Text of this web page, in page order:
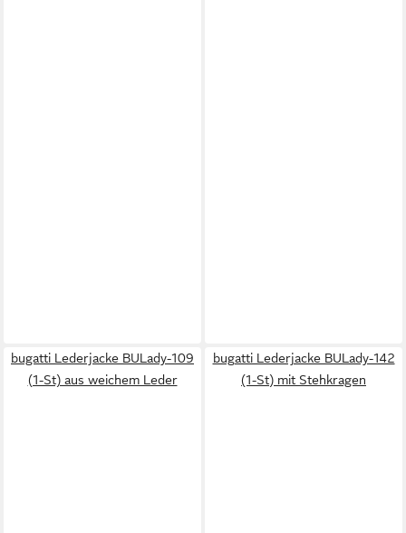
bugatti Lederjacke BULady-109
(1-St) aus weichem Leder
bugatti Lederjacke BULady-142
(1-St) mit Stehkragen